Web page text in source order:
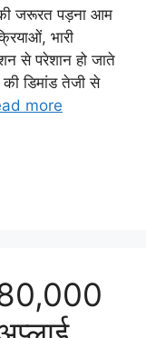
जरूरत पड़ना आम
भारी
से परेशान हो जाते
डिमांड तेजी से
more